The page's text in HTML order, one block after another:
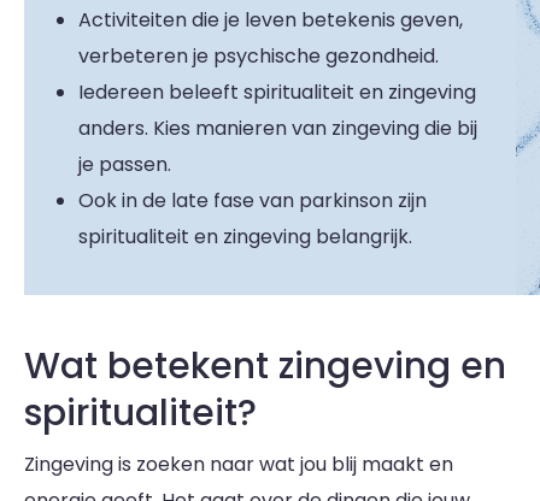
Activiteiten die je leven betekenis geven,
verbeteren je psychische gezondheid.
Iedereen beleeft spiritualiteit en zingeving
anders. Kies manieren van zingeving die bij
je passen.
Ook in de late fase van parkinson zijn
spiritualiteit en zingeving belangrijk.
Wat betekent zingeving en
spiritualiteit?
Zingeving is zoeken naar wat jou blij maakt en